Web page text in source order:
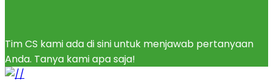
Tim CS kami ada di sini untuk menjawab pertanyaan
Anda. Tanya kami apa saja!